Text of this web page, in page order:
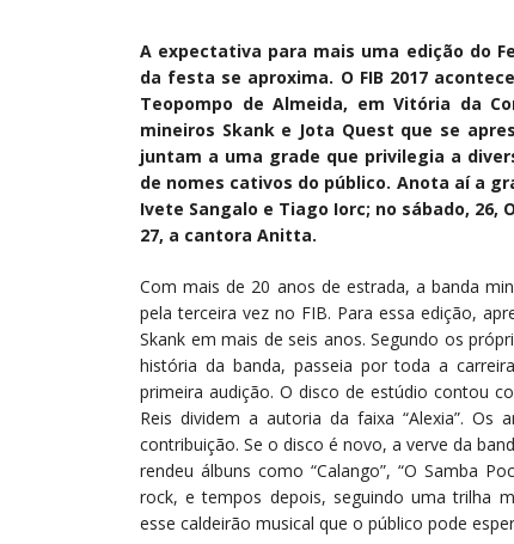
A expectativa para mais uma edição do
da festa se aproxima. O FIB 2017
Teopompo de Almeida, em Vitória da
mineiros Skank e Jota Quest que se
juntam a uma grade que privilegia a
de nomes cativos do público. Anota aí a
Ivete Sangalo e Tiago Iorc; no sábado, 26,
27, a cantora Anitta.
Com mais de 20 anos de estrada, a banda
pela terceira vez no FIB. Para essa edição,
Skank em mais de seis anos. Segundo os
história da banda, passeia por toda a
primeira audição. O disco de estúdio contou
Reis dividem a autoria da faixa “Alexia”. Os
contribuição. Se o disco é novo, a verve da
rendeu álbuns como “Calango”, “O Samba
rock, e tempos depois, seguindo uma trilha
esse caldeirão musical que o público pode